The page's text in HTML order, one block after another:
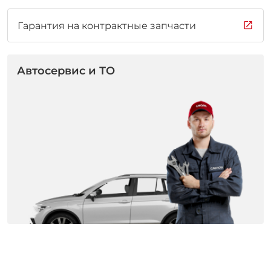
Гарантия на контрактные запчасти
Автосервис и ТО